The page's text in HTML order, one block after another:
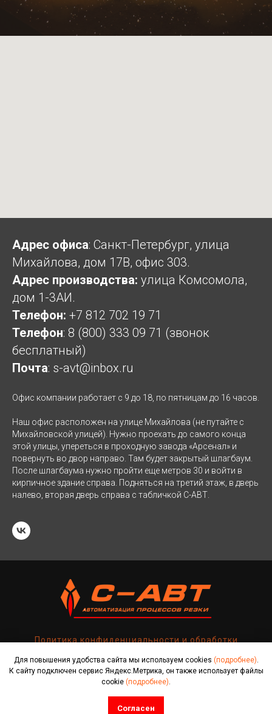
Адрес офиса: Санкт-Петербург, улица
Михайлова, дом 17В, офис 303.
Адрес производства: улица Комсомола,
дом 1-3АИ.
Телефон: +7 812 702 19 71
Телефон: 8 (800) 333 09 71 (звонок
бесплатный)
Почта: s-avt@inbox.ru
Офис компании работает с 9 до 18, по пятницам до 16 часов.
Наш офис расположен на улице Михайлова (не путайте с
Михайловской улицей). Нужно проехать до самого конца
этой улицы, упереться в проходную завода «Арсенал» и
повернуть во двор направо. Там будет закрытый шлагбаум.
После шлагбаума нужно пройти еще метров 30 и войти в
кирпичное здание справа. Подняться на третий этаж, в дверь
налево, вторая дверь справа с табличкой С-АВТ.
Политика конфиденциальности и обработки
персональных данных
ООО "С-АВТ", ИНН 7805433377, КПП 780401001, ОГРН
1077847465860
s-avt@inbox.ru
Для повышения удобства сайта мы используем cookies (подробнее).
К сайту подключен сервис Яндекс.Метрика, он также использует файлы
cookie (подробнее).
Согласен